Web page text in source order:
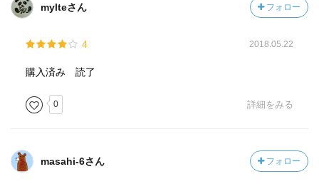
mylteさん フォロー
4 2018.05.22
購入済み 読了
0 詳細をみる
masahi-6さん フォロー